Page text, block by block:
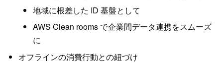
地域に根差した ID 基盤として
AWS Clean rooms で企業間データ連携をスムーズ
に
オフラインの消費行動との紐づけ